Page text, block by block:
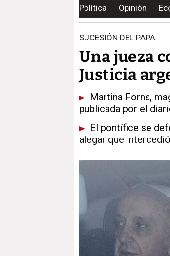
Política Opinión
SUCESIÓN DEL PAPA
Una jueza
Justicia
Martina Forns,
publicada por el
El pontífice se
alegar que